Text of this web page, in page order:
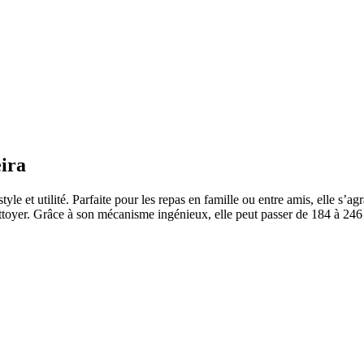
et utilité. Parfaite pour les repas en famille ou entre amis, elle
Grâce à son mécanisme ingénieux, elle peut passer de 184 à